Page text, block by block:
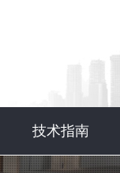
技术指南